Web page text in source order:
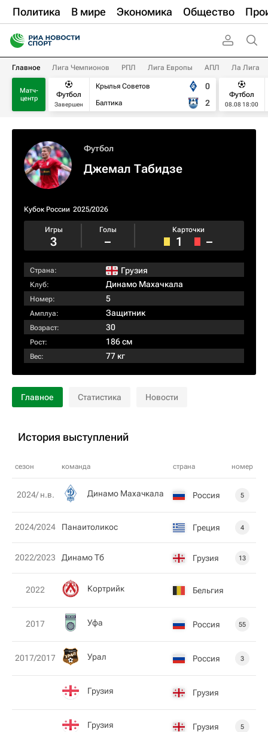
Политика В мире Экономика Общество
Главное Лига Чемпионов РПЛ Лига Европы АПЛ Ла Лига
Матч-
центр
Футбол
Завершен
Крылья Советов
Балтика
0
2
Футбол
08.08 18:00
Футбол
Джемал Табидзе
Кубок России 2025/2026
Игры
3
Голы
–
Карточки
1 –
Страна: Грузия
Клуб: Динамо Махачкала
Номер: 5
Амплуа: Защитник
Возраст: 30
Рост: 186 см
Вес: 77 кг
Главное Статистика Новости
История выступлений
сезон команда страна номер
2024/ н.в. Динамо Махачкала Россия 5
2024/2024 Панаитоликос Греция 4
2022/2023 Динамо Тб Грузия 13
2022 Кортрийк Бельгия
2017 Уфа Россия 55
2017/2017 Урал Россия 3
Грузия Грузия
Грузия Грузия 5